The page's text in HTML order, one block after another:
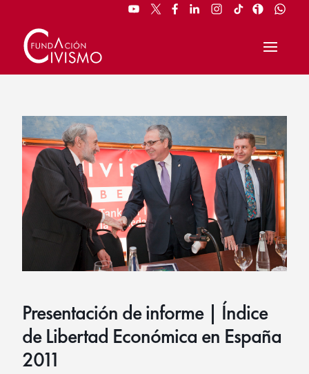
Presentación de informe | Índice
de Libertad Económica en España
2011